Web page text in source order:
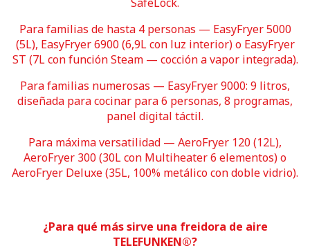
Para familias de hasta 4 personas — EasyFryer 5000
(5L), EasyFryer 6900 (6,9L con luz interior) o EasyFryer
ST (7L con función Steam — cocción a vapor integrada).
Para familias numerosas — EasyFryer 9000: 9 litros,
diseñada para cocinar para 6 personas, 8 programas,
panel digital táctil.
Para máxima versatilidad — AeroFryer 120 (12L),
AeroFryer 300 (30L con Multiheater 6 elementos) o
AeroFryer Deluxe (35L, 100% metálico con doble vidrio).
¿Para qué más sirve una freidora de aire
TELEFUNKEN®?